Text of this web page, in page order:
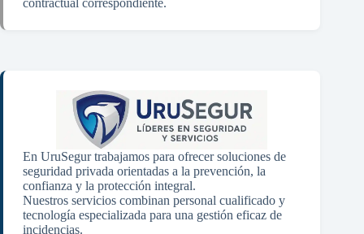
En UruSegur trabajamos para ofrecer soluciones de
seguridad privada orientadas a la prevención, la
confianza y la protección integral.
Nuestros servicios combinan personal cualificado y
tecnología especializada para una gestión eficaz de
incidencias.